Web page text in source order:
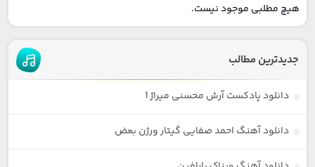
هیچ مطلبی موجود نیست.
جدیدترین مطالب
دانلود پادکست آرش محسنی میراژ 1
دانلود آهنگ احمد صفایی گیتار ورژن بعض